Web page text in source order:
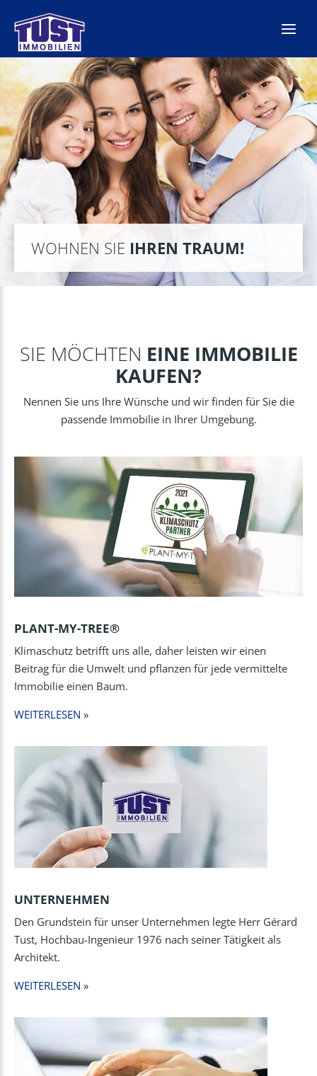
Inhalt
springen
WOHNEN SIE IHREN TRAUM!
SIE MÖCHTEN EINE IMMOBILIE
KAUFEN?
Nennen Sie uns Ihre Wünsche und wir finden für Sie die
passende Immobilie in Ihrer Umgebung.
PLANT-MY-TREE®
Klimaschutz betrifft uns alle, daher leisten wir einen
Beitrag für die Umwelt und pflanzen für jede vermittelte
Immobilie einen Baum.
WEITERLESEN »
UNTERNEHMEN
Den Grundstein für unser Unternehmen legte Herr Gérard
Tust, Hochbau-Ingenieur 1976 nach seiner Tätigkeit als
Architekt.
WEITERLESEN »